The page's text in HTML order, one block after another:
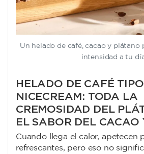
Un helado de café, cacao y plátano
intensidad a tu
HELADO DE CAFÉ TIPO
NICE CREAM: TODA LA
CREMOSIDAD DEL
EL SABOR DEL CACAO
Cuando llega el calor, apetecen
refrescantes, pero eso no